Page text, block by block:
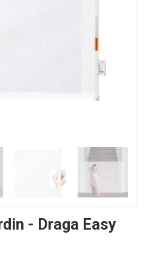
- Draga Easy